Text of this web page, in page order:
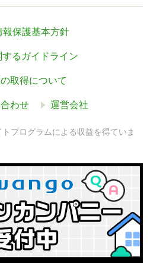
報保護基本方針
るガイドライン
取得について
わせ 運営会社
プログラムによる収益を得ていま